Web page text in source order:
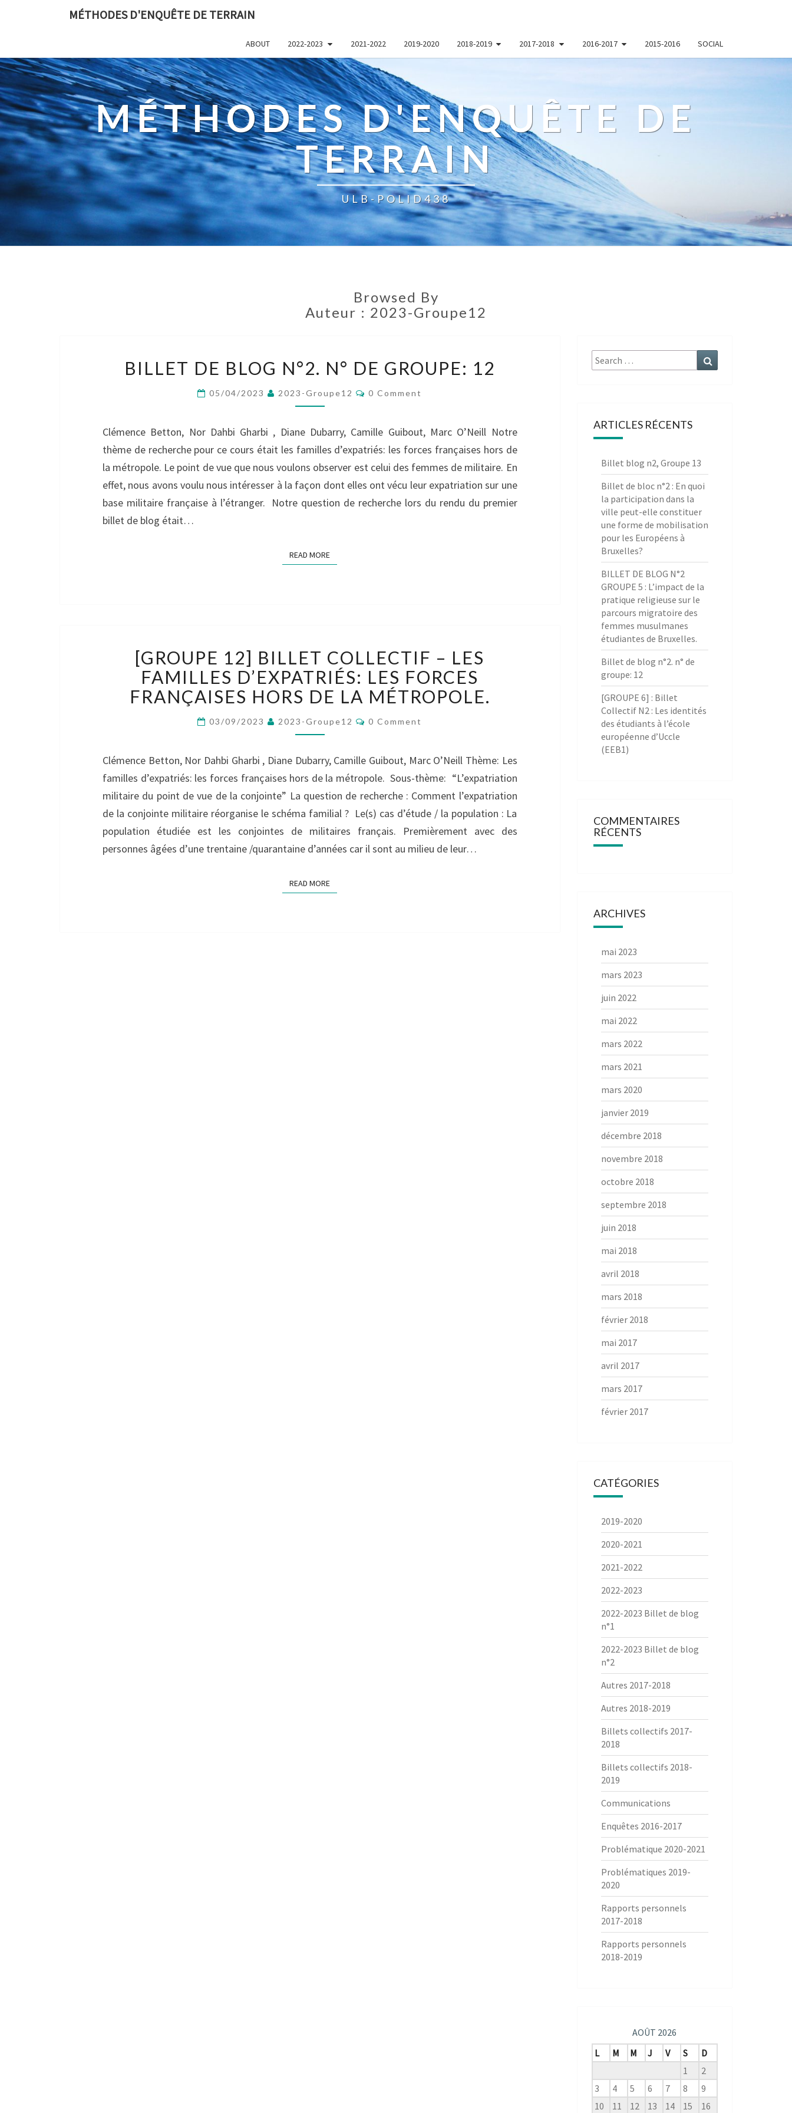
MÉTHODES D'ENQUÊTE DE TERRAIN
ABOUT 2022-2023 2021-2022 2019-2020 2018-2019 2017-2018 2016-2017 2015-2016 SOCIAL
MÉTHODES D'ENQUÊTE DE
TERRAIN
ULB-POLID438
Browsed By
Auteur : 2023-Groupe12
DE
N°2.
DE
GROUPE:
12
BILLET DE BLOG N°2. N° DE GROUPE: 12
05/04/2023 2023-Groupe12 Comments
0 Comment
Clémence Betton, Nor Dahbi Gharbi , Diane Dubarry, Camille Guibout, Marc O’Neill Notre
thème de recherche pour ce cours était les familles d’expatriés: les forces françaises hors de
la métropole. Le point de vue que nous voulons observer est celui des femmes de militaire. En
effet, nous avons voulu nous intéresser à la façon dont elles ont vécu leur expatriation sur une
base militaire française à l’étranger. Notre question de recherche lors du rendu du premier
billet de blog était…
READ MOREREAD MORE
12]
BILLET
COLLECTIF
–
LES
FAMILLES
LES
FORCES
FRANÇAISES
DE
LA
MÉTROPOLE.
[GROUPE 12] BILLET COLLECTIF – LES
FAMILLES D’EXPATRIÉS: LES FORCES
FRANÇAISES HORS DE LA MÉTROPOLE.
03/09/2023 2023-Groupe12 Comments
0 Comment
Clémence Betton, Nor Dahbi Gharbi , Diane Dubarry, Camille Guibout, Marc O’Neill Thème: Les
familles d’expatriés: les forces françaises hors de la métropole. Sous-thème: “L’expatriation
militaire du point de vue de la conjointe” La question de recherche : Comment l’expatriation
de la conjointe militaire réorganise le schéma familial ? Le(s) cas d’étude / la population : La
population étudiée est les conjointes de militaires français. Premièrement avec des
personnes âgées d’une trentaine /quarantaine d’années car il sont au milieu de leur…
READ MOREREAD MORE
Search
for:
ARTICLES RÉCENTS
Billet blog n2, Groupe 13
Billet de bloc n°2 : En quoi
la participation dans la
ville peut-elle constituer
une forme de mobilisation
pour les Européens à
Bruxelles?
BILLET DE BLOG N°2
GROUPE 5 : L’impact de la
pratique religieuse sur le
parcours migratoire des
femmes musulmanes
étudiantes de Bruxelles.
Billet de blog n°2. n° de
groupe: 12
[GROUPE 6] : Billet
Collectif N2 : Les identités
des étudiants à l’école
européenne d’Uccle
(EEB1)
COMMENTAIRES
RÉCENTS
ARCHIVES
mai 2023
mars 2023
juin 2022
mai 2022
mars 2022
mars 2021
mars 2020
janvier 2019
décembre 2018
novembre 2018
octobre 2018
septembre 2018
juin 2018
mai 2018
avril 2018
mars 2018
février 2018
mai 2017
avril 2017
mars 2017
février 2017
CATÉGORIES
2019-2020
2020-2021
2021-2022
2022-2023
2022-2023 Billet de blog
n°1
2022-2023 Billet de blog
n°2
Autres 2017-2018
Autres 2018-2019
Billets collectifs 2017-
2018
Billets collectifs 2018-
2019
Communications
Enquêtes 2016-2017
Problématique 2020-2021
Problématiques 2019-
2020
Rapports personnels
2017-2018
Rapports personnels
2018-2019
AOÛT 2026
L
M M J V S
D
1
2
3
4 5 6 7 8
9
10
11 12 13 14 15 16